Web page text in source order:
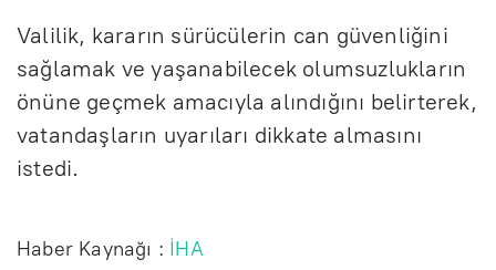
Valilik, kararın sürücülerin can güvenliğini
sağlamak ve yaşanabilecek olumsuzlukların
önüne geçmek amacıyla alındığını belirterek,
vatandaşların uyarıları dikkate almasını
istedi.
Haber Kaynağı : İHA